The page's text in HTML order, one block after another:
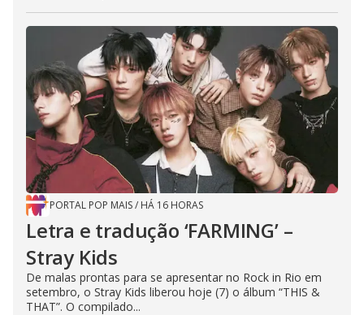
PORTAL POP MAIS/ HÁ 16 HORAS
Letra e tradução ‘FARMING’ –
Stray Kids
De malas prontas para se apresentar no Rock in Rio em
setembro, o Stray Kids liberou hoje (7) o álbum “THIS &
THAT”. O compilado...